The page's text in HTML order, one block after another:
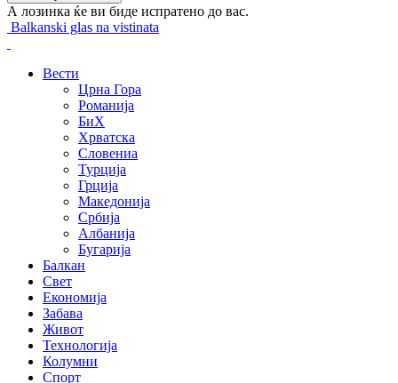
А лозинка ќе ви биде испратено до вас.
Balkanski glas na vistinata
Вести
Црна Гора
Романија
БиХ
Хрватска
Словениа
Турција
Грција
Македонија
Србија
Албанија
Бугарија
Балкан
Свет
Економија
Забава
Живот
Технологија
Колумни
Спорт